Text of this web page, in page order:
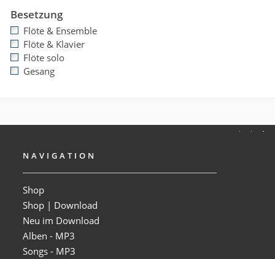
Besetzung
Flöte & Ensemble
Flöte & Klavier
Flöte solo
Gesang
NAVIGATION
Shop
Shop | Download
Neu im Download
Alben - MP3
Songs - MP3